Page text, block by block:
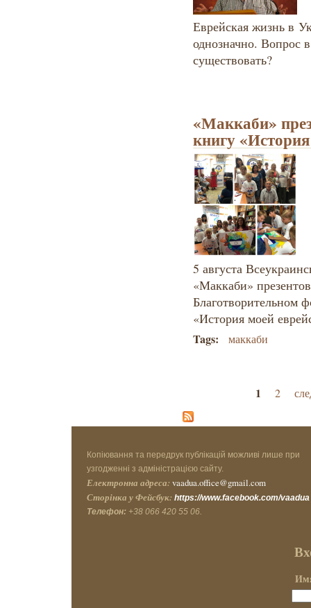
Еврейская жизнь в
однозначно. Вопрос
существовать?
«Маккаби»
книгу
5 августа
«Маккаби»
Благотворительном
«История моей
Tags: маккаби
1 2
Копіювання та передрук публікацій можливі лише при
узгодженні з адміністрацією сайту.
Електронна адреса: vaadua.office@gmail.com
Сторінка у Фейсбук: https://www.facebook.com/vaadua
Телефон: +38 066 420 55 06.